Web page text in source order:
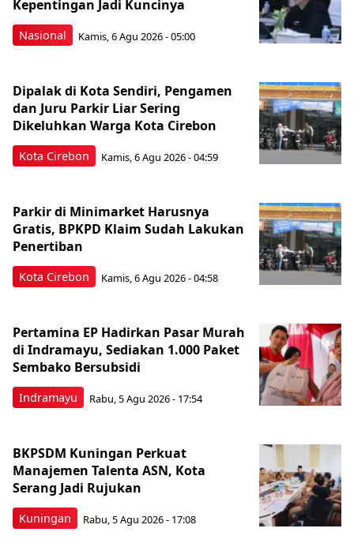
Nasional
Kepentingan Jadi Kuncinya
Kamis, 6 Agu 2026 - 05:00
Kota Cirebon
Dipalak di Kota Sendiri, Pengamen
dan Juru Parkir Liar Sering
Dikeluhkan Warga Kota Cirebon
Kamis, 6 Agu 2026 - 04:59
Kota Cirebon
Parkir di Minimarket Harusnya
Gratis, BPKPD Klaim Sudah Lakukan
Penertiban
Kamis, 6 Agu 2026 - 04:58
Indramayu
Pertamina EP Hadirkan Pasar Murah
di Indramayu, Sediakan 1.000 Paket
Sembako Bersubsidi
Rabu, 5 Agu 2026 - 17:54
Kuningan
BKPSDM Kuningan Perkuat
Manajemen Talenta ASN, Kota
Serang Jadi Rujukan
Rabu, 5 Agu 2026 - 17:08